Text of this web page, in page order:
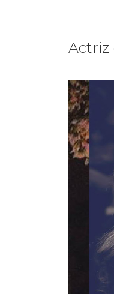
Actriz